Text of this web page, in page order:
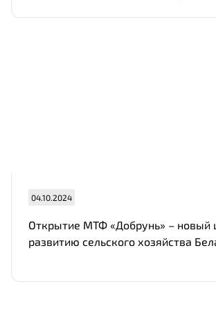
04.10.2024
Открытие МТФ «Добрунь» – новый
развитию сельского хозяйства